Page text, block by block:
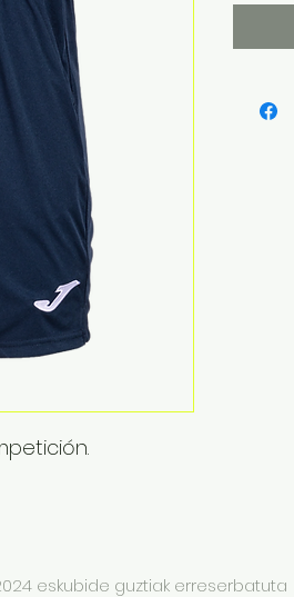
eskubide guztiak erreserbatuta